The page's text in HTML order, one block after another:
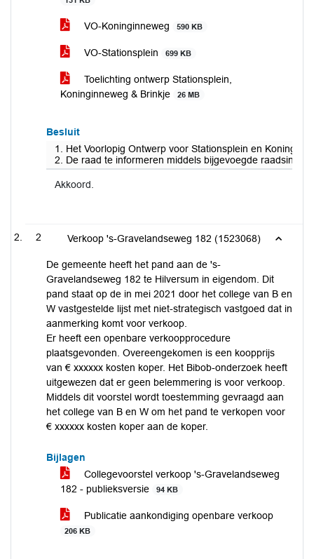
VO-Koninginneweg 590 KB
VO-Stationsplein 699 KB
Toelichting ontwerp Stationsplein,
Koninginneweg & Brinkje
26 MB
Besluit
1. Het Voorlopig Ontwerp voor Stationsplein en
2. De raad te informeren middels bijgevoegde
Akkoord.
2 Verkoop 's-Gravelandseweg 182 (1523068)
De gemeente heeft het pand aan de 's-
Gravelandseweg 182 te Hilversum in eigendom. Dit
pand staat op de in mei 2021 door het college van B en
W vastgestelde lijst met niet-strategisch vastgoed dat in
aanmerking komt voor verkoop.
Er heeft een openbare verkoopprocedure
plaatsgevonden. Overeengekomen is een koopprijs
van € xxxxxx kosten koper. Het Bibob-onderzoek heeft
uitgewezen dat er geen belemmering is voor verkoop.
Middels dit voorstel wordt toestemming gevraagd aan
het college van B en W om het pand te verkopen voor
€ xxxxxx kosten koper aan de koper.
Bijlagen
Collegevoorstel verkoop 's-Gravelandseweg
182 - publieksversie
94 KB
Publicatie aankondiging openbare verkoop
206 KB